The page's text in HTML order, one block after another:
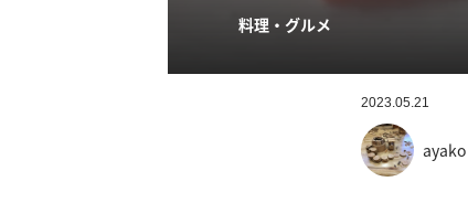
料理・グルメ
2023.05.21
ayako